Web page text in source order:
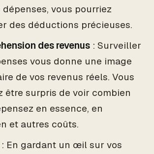
dépenses, vous pourriez
des déductions précieuses.
des revenus : Surveiller
vous donne une image
de vos revenus réels. Vous
être surpris de voir combien
en essence, en
et autres coûts.
: En gardant un œil sur vos